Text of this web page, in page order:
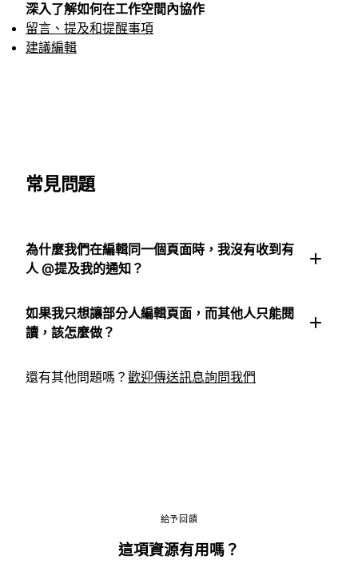
深入了解如何在工作空間內協作
留言、提及和提醒事項
建議編輯
常見問題
為什麼我們在編輯同一個頁面時，我沒有收到有
人 @提及我的通知？
如果我只想讓部分人編輯頁面，而其他人只能閱
讀，該怎麼做？
還有其他問題嗎？ 歡迎傳送訊息詢問我們
給予回饋
這項資源有用嗎？